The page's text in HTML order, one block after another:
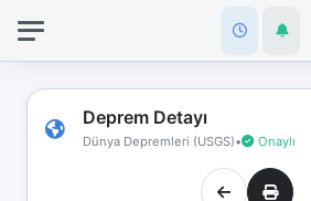
Deprem Detayı
Dünya Depremleri (USGS)• Onaylı
bağlantınız
koptu!
Çevrimdışı
moddasınız.